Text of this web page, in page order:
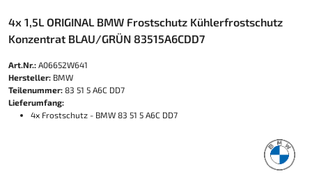
4x 1,5L ORIGINAL BMW Frostschutz Kühlerfrostschutz
Konzentrat BLAU/GRÜN 83515A6CDD7
Art.Nr.: A06652W641
Hersteller: BMW
Teilenummer: 83 51 5 A6C DD7
Lieferumfang:
4x Frostschutz - BMW 83 51 5 A6C DD7